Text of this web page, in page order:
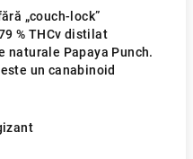
„couch-lock”
% THCv distilat
naturale Papaya Punch.
un canabinoid